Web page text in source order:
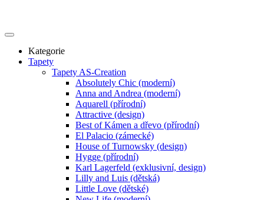
Kategorie
Tapety
Tapety AS-Creation
Absolutely Chic (moderní)
Anna and Andrea (moderní)
Aquarell (přírodní)
Attractive (design)
Best of Kámen a dřevo (přírodní)
El Palacio (zámecké)
House of Turnowsky (design)
Hygge (přírodní)
Karl Lagerfeld (exklusivní, design)
Lilly and Luis (dětská)
Little Love (dětské)